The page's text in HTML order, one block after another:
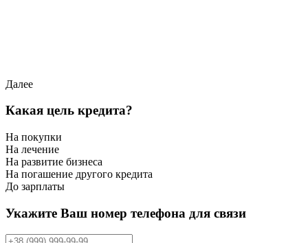
Далее
Какая цель кредита?
На покупки
На лечение
На развитие бизнеса
На погашение другого кредита
До зарплаты
Укажите Ваш номер телефона для связи